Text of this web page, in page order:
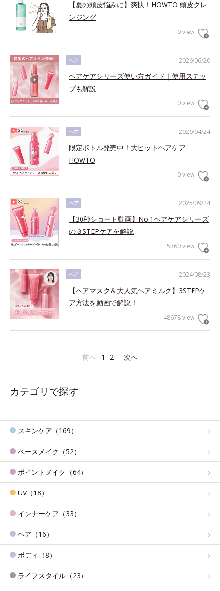
【夏の頭皮悩みに】爽快！HOWTO 頭皮クレ
ンジング
0 view
2026/06/20
ヘア
ヘアケアシリーズ使い方ガイド｜使用ステッ
プも解説
0 view
2026/04/24
ヘア
限定ボトル発売中！大ヒットヘアケア
HOWTO
0 view
2025/09/24
ヘア
【30秒ショート動画】No.1ヘアケアシリーズ
の３STEPケアを解説
5360 view
2024/08/23
ヘア
【ヘアマスク＆大人気ヘアミルク】3STEPケ
ア方法を動画で解説！
48678 view
前へ 1 2 次へ
カテゴリで探す
スキンケア（169）
ベースメイク（52）
ポイントメイク（64）
UV（18）
インナーケア（33）
ヘア（16）
ボディ（8）
ライフスタイル（23）